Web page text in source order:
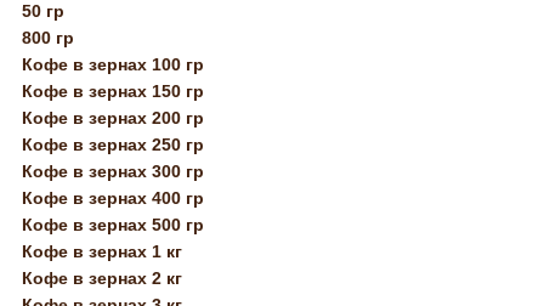
50 гр
800 гр
Кофе в зернах 100 гр
Кофе в зернах 150 гр
Кофе в зернах 200 гр
Кофе в зернах 250 гр
Кофе в зернах 300 гр
Кофе в зернах 400 гр
Кофе в зернах 500 гр
Кофе в зернах 1 кг
Кофе в зернах 2 кг